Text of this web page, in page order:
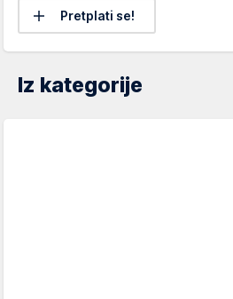
Pretplati se!
Iz kategorije